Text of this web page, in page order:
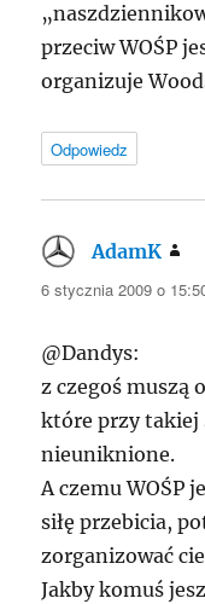
przeciw WOŚP
organizuje
Odpowiedz
AdamK
6 stycznia 2009 o
@Dandys:
z czegoś muszą
które przy takiej
nieuniknione.
A czemu WOŚP
siłę przebicia,
zorganizować
Jakby komuś